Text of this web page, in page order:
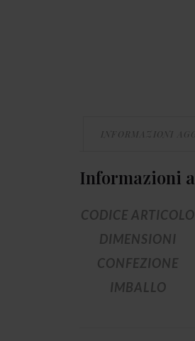
INFORMAZIONI
Informazioni
CODICE ARTICOLO
DIMENSIONI
CONFEZIONE
IMBALLO